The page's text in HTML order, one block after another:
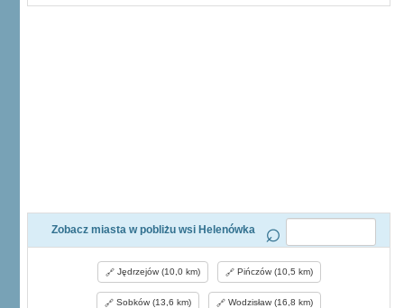
Zobacz miasta w pobliżu wsi Helenówka
Jędrzejów (10,0 km) Pińczów (10,5 km)
Sobków (13,6 km) Wodzisław (16,8 km)